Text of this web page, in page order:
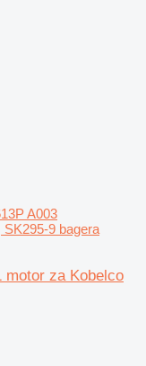
A003
9 bagera
motor za Kobelco